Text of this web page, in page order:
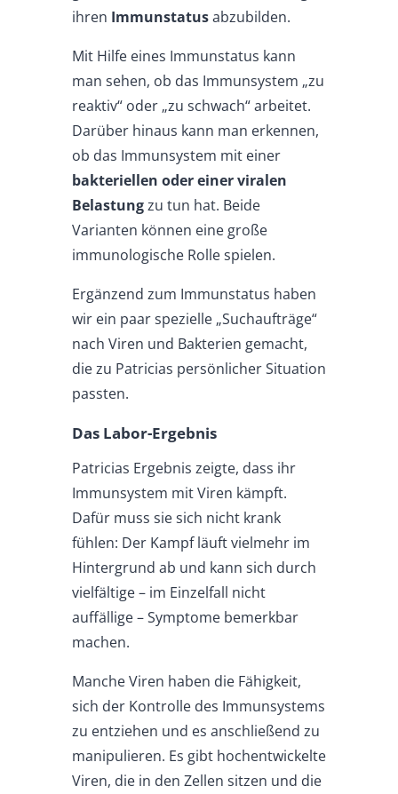
ihren Immunstatusabzubilden.
Mit Hilfe eines Immunstatus kann
man sehen, ob das Immunsystem „zu
reaktiv“ oder „zu schwach“ arbeitet.
Darüber hinaus kann man erkennen,
ob das Immunsystem mit einer
bakteriellen oder einer viralen
Belastungzu tun hat. Beide
Varianten können eine große
immunologische Rolle spielen.
Ergänzend zum Immunstatus haben
wir ein paar spezielle „Suchaufträge“
nach Viren und Bakterien gemacht,
die zu Patricias persönlicher Situation
passten.
Das Labor-Ergebnis
Patricias Ergebnis zeigte, dass ihr
Immunsystem mit Viren kämpft.
Dafür muss sie sich nicht krank
fühlen: Der Kampf läuft vielmehr im
Hintergrund ab und kann sich durch
vielfältige – im Einzelfall nicht
auffällige – Symptome bemerkbar
machen.
Manche Viren haben die Fähigkeit,
sich der Kontrolle des Immunsystems
zu entziehen und es anschließend zu
manipulieren. Es gibt hochentwickelte
Viren, die in den Zellen sitzen und die